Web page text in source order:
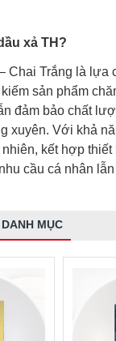
xả TH?
Chai Trắng là lựa
sản phẩm
đảm bảo chất
xuyên. Với khả
kết hợp thiết
cầu cá nhân
MỤC